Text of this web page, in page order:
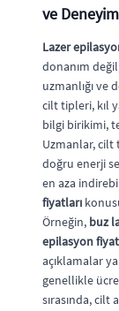
ve Deneyim
Lazer
donanım
uzmanlığı ve
cilt tipleri, kıl
bilgi birikimi,
Uzmanlar, cilt
doğru enerji
en aza
fiyatları
Örneğin, buz
epilasyon
açıklamalar
genellikle
sırasında, cilt